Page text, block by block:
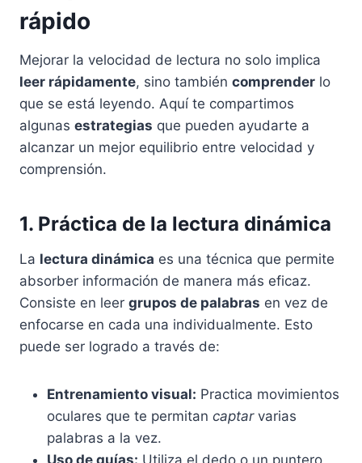
rápido
Mejorar la velocidad de lectura no solo implica
leer rápidamente, sino también comprender lo
que se está leyendo. Aquí te compartimos
algunas estrategias que pueden ayudarte a
alcanzar un mejor equilibrio entre velocidad y
comprensión.
1. Práctica de la lectura dinámica
La lectura dinámica es una técnica que permite
absorber información de manera más eficaz.
Consiste en leer grupos de palabras en vez de
enfocarse en cada una individualmente. Esto
puede ser logrado a través de:
Entrenamiento visual: Practica movimientos
oculares que te permitan captarvarias
palabras a la vez.